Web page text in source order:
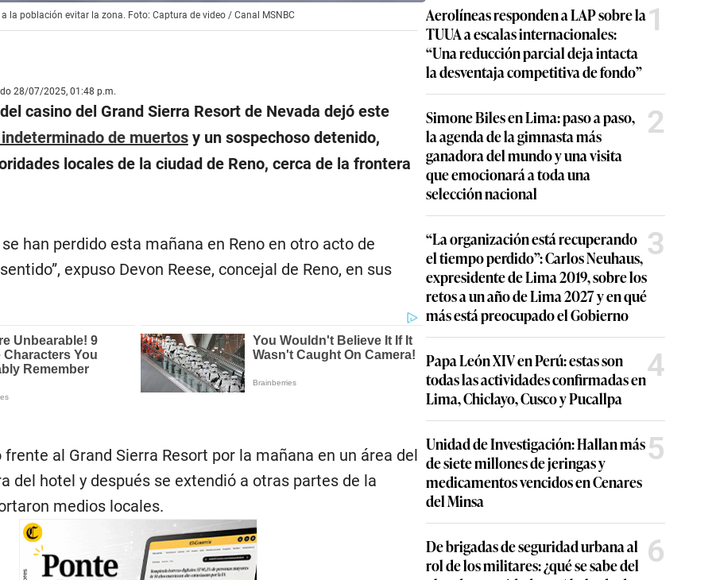
la población evitar la zona. Foto: Captura de video / Canal MSNBC
28/07/2025, 01:48 p.m.
casino del Grand Sierra Resort de Nevada dejó este
de muertosy un sospechoso detenido,
locales de la ciudad de Reno, cerca de la frontera
han perdido esta mañana en Reno en otro acto de
expuso Devon Reese, concejal de Reno, en sus
al Grand Sierra Resort por la mañana en un área del
del hotel y después se extendió a otras partes de la
medios locales.
Aerolíneas responden a LAP sobre la
TUUA a escalas internacionales:
“Una reducción parcial deja intacta
la desventaja competitiva de fondo”
1
Simone Biles en Lima: paso a paso,
la agenda de la gimnasta más
ganadora del mundo y una visita
que emocionará a toda una
selección nacional
2
“La organización está recuperando
el tiempo perdido”: Carlos Neuhaus,
expresidente de Lima 2019, sobre los
retos a un año de Lima 2027 y en qué
más está preocupado el Gobierno
3
Papa León XIV en Perú: estas son
todas las actividades confirmadas en
Lima, Chiclayo, Cusco y Pucallpa
4
Unidad de Investigación: Hallan más
de siete millones de jeringas y
medicamentos vencidos en Cenares
del Minsa
5
De brigadas de seguridad urbana al
rol de los militares: ¿qué se sabe del 6